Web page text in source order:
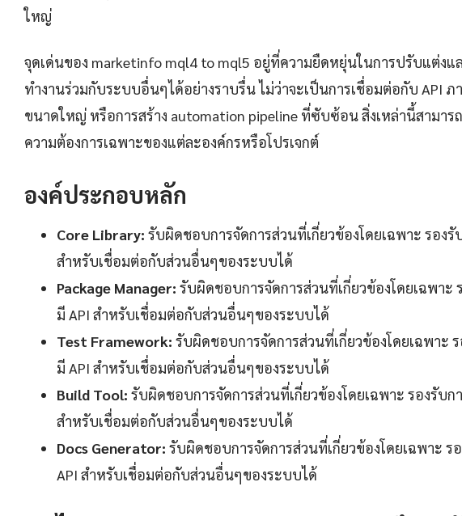
ใหญ่
จุดเด่นของ marketinfo mql4 to mql5 อยู่ที่ความยืดหยุ่นในการปรับแต่งแ
ทำงานร่วมกับระบบอื่นๆได้อย่างราบรื่น ไม่ว่าจะเป็นการเชื่อมต่อกับ API ภ
ขนาดใหญ่ หรือการสร้าง automation pipeline ที่ซับซ้อน สิ่งเหล่านี้สามาร
ความต้องการเฉพาะของแต่ละองค์กรหรือโปรเจกต์
องค์ประกอบหลัก
Core Library: รับผิดชอบการจัดการส่วนที่เกี่ยวข้องโดยเฉพาะ รอง
สำหรับเชื่อมต่อกับส่วนอื่นๆของระบบได้
Package Manager: รับผิดชอบการจัดการส่วนที่เกี่ยวข้องโดยเฉพาะ
มี API สำหรับเชื่อมต่อกับส่วนอื่นๆของระบบได้
Test Framework: รับผิดชอบการจัดการส่วนที่เกี่ยวข้องโดยเฉพาะ
มี API สำหรับเชื่อมต่อกับส่วนอื่นๆของระบบได้
Build Tool: รับผิดชอบการจัดการส่วนที่เกี่ยวข้องโดยเฉพาะ รองรับก
สำหรับเชื่อมต่อกับส่วนอื่นๆของระบบได้
Docs Generator: รับผิดชอบการจัดการส่วนที่เกี่ยวข้องโดยเฉพาะ
API สำหรับเชื่อมต่อกับส่วนอื่นๆของระบบได้